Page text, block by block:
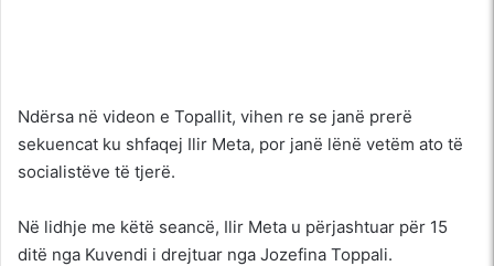
Ndërsa në videon e Topallit, vihen re se janë prerë
sekuencat ku shfaqej Ilir Meta, por janë lënë vetëm ato të
socialistëve të tjerë.
Në lidhje me këtë seancë, Ilir Meta u përjashtuar për 15
ditë nga Kuvendi i drejtuar nga Jozefina Toppali.